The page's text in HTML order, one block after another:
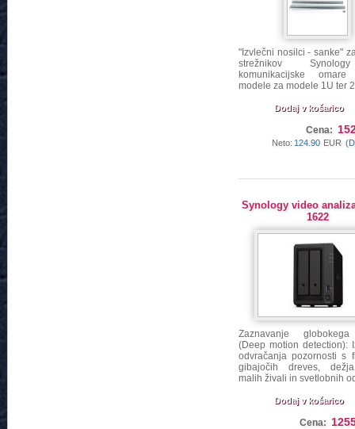
"Izvlečni nosilci - sanke"
strežnikov
komunikacijske
modele za modele 1U ter
Dodaj v košarico
Cena:
Neto: 124.90 EUR
Synology video
1622
Zaznavanje
(Deep motion detection):
odvračanja pozornosti s
gibajočih dreves,
malih živali in svetlobnih
Dodaj v košarico
Cena: